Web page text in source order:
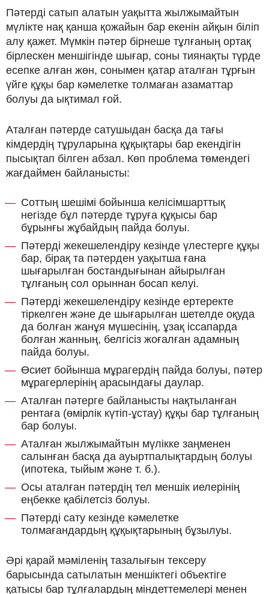
Пәтерді сатып алатын уақытта жылжымайтын
мүлікте нақ қанша қожайын бар екенін айқын біліп
алу қажет. Мүмкін пәтер бірнеше тұлғаның ортақ
бірлескен меншігінде шығар, соны тиянақты түрде
есепке алған жөн, сонымен қатар аталған тұрғын
үйге құқы бар кәмелетке толмаған азаматтар
болуы да ықтимал ғой.
Аталған пәтерде сатушыдан басқа да тағы
кімдердің тұруларына құқықтары бар екендігін
пысықтап білген абзал. Көп проблема төмендегі
жағдаймен байланысты:
Соттың шешімі бойынша келісімшарттық
негізде бұл пәтерде тұруға құқысы бар
бұрынғы жұбайдың пайда болуы.
Пәтерді жекешелендіру кезінде үлестерге құқы
бар, бірақ та пәтерден уақытша ғана
шығарылған бостандығынан айырылған
тұлғаның сол орыннан босап келуі.
Пәтерді жекешелендіру кезінде ертеректе
тіркелген және де шығарылған шетелде оқуда
да болған жанұя мүшесінің, ұзақ іссапарда
болған жанның, белгісіз жоғалған адамның
пайда болуы.
Өсиет бойынша мұрагердің пайда болуы, пәтер
мұрагерлерінің арасындағы даулар.
Аталған пәтерге байланысты нақтыланған
рентаға (өмірлік күтіп-ұстау) құқы бар тұлғаның
бар болуы.
Аталған жылжымайтын мүлікке заңменен
салынған басқа да ауыртпалықтардың болуы
(ипотека, тыйым және т. б.).
Осы аталған пәтердің тел меншік иелерінің
еңбекке қабілетсіз болуы.
Пәтерді сату кезінде кәмелетке
толмағандардың құқықтарының бұзылуы.
Әрі қарай мәміленің тазалығын тексеру
барысында сатылатын меншіктегі объектіге
қатысы бар тұлғалардың міндеттемелері менен